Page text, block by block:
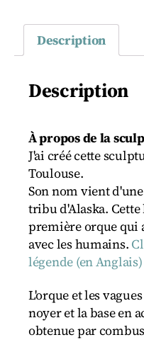
Description
Description
À propos de la
J'ai créé cette
Toulouse.
Son nom vient
tribu d'Alaska.
première orque qui
avec les humains.
légende (en Anglais)
L'orque et les
noyer et la base en
obtenue par